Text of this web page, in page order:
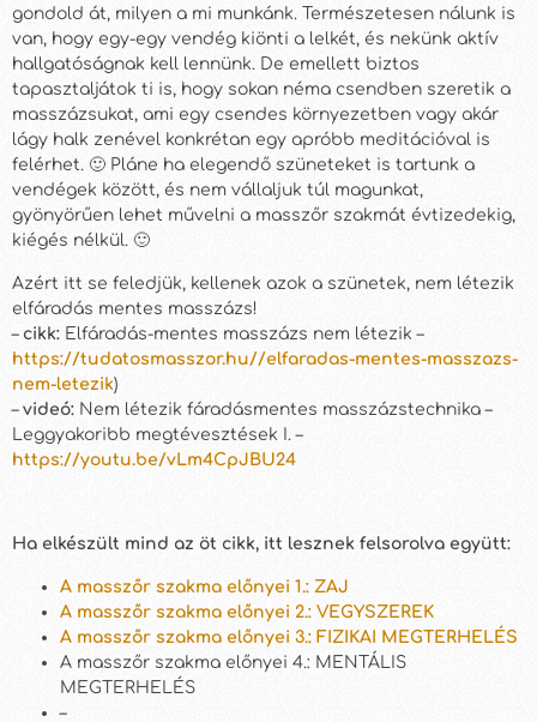
gondold át, milyen a mi munkánk. Természetesen nálunk is
van, hogy egy-egy vendég kiönti a lelkét, és nekünk aktív
hallgatóságnak kell lennünk. De emellett biztos
tapasztaljátok ti is, hogy sokan néma csendben szeretik a
masszázsukat, ami egy csendes környezetben vagy akár
lágy halk zenével konkrétan egy apróbb meditációval is
felérhet. 🙂 Pláne ha elegendő szüneteket is tartunk a
vendégek között, és nem vállaljuk túl magunkat,
gyönyörűen lehet művelni a masszőr szakmát évtizedekig,
kiégés nélkül. 🙂
Azért itt se feledjük, kellenek azok a szünetek, nem létezik
elfáradás mentes masszázs!
– cikk: Elfáradás-mentes masszázs nem létezik –
https://tudatosmasszor.hu//elfaradas-mentes-masszazs-
nem-letezik)
– videó: Nem létezik fáradásmentes masszázstechnika –
Leggyakoribb megtévesztések I. –
https://youtu.be/vLm4CpJBU24
Ha elkészült mind az öt cikk, itt lesznek felsorolva együtt:
A masszőr szakma előnyei 1.: ZAJ
A masszőr szakma előnyei 2.: VEGYSZEREK
A masszőr szakma előnyei 3.: FIZIKAI MEGTERHELÉS
A masszőr szakma előnyei 4.: MENTÁLIS
MEGTERHELÉS
–